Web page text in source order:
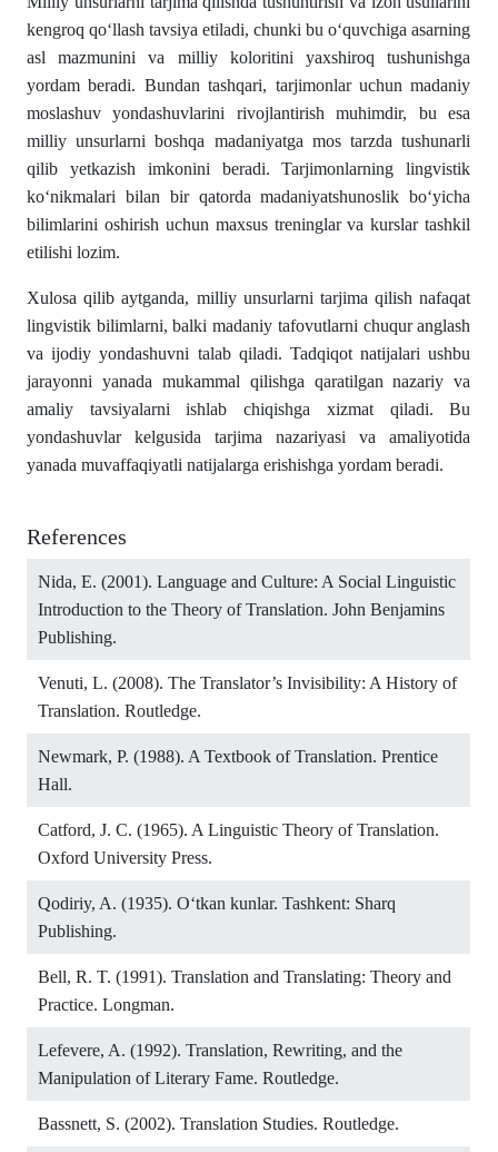
kengroq qoʻllash tavsiya etiladi, chunki bu oʻquvchiga asarning
asl mazmunini va milliy koloritini yaxshiroq tushunishga
yordam beradi. Bundan tashqari, tarjimonlar uchun madaniy
moslashuv yondashuvlarini rivojlantirish muhimdir, bu esa
milliy unsurlarni boshqa madaniyatga mos tarzda tushunarli
qilib yetkazish imkonini beradi. Tarjimonlarning lingvistik
koʻnikmalari bilan bir qatorda madaniyatshunoslik boʻyicha
bilimlarini oshirish uchun maxsus treninglar va kurslar tashkil
etilishi lozim.
Xulosa qilib aytganda, milliy unsurlarni tarjima qilish nafaqat
lingvistik bilimlarni, balki madaniy tafovutlarni chuqur anglash
va ijodiy yondashuvni talab qiladi. Tadqiqot natijalari ushbu
jarayonni yanada mukammal qilishga qaratilgan nazariy va
amaliy tavsiyalarni ishlab chiqishga xizmat qiladi. Bu
yondashuvlar kelgusida tarjima nazariyasi va amaliyotida
yanada muvaffaqiyatli natijalarga erishishga yordam beradi.
References
Nida, E. (2001). Language and Culture: A Social Linguistic
Introduction to the Theory of Translation. John Benjamins
Publishing.
Venuti, L. (2008). The Translator’s Invisibility: A History of
Translation. Routledge.
Newmark, P. (1988). A Textbook of Translation. Prentice
Hall.
Catford, J. C. (1965). A Linguistic Theory of Translation.
Oxford University Press.
Qodiriy, A. (1935). Oʻtkan kunlar. Tashkent: Sharq
Publishing.
Bell, R. T. (1991). Translation and Translating: Theory and
Practice. Longman.
Lefevere, A. (1992). Translation, Rewriting, and the
Manipulation of Literary Fame. Routledge.
Bassnett, S. (2002). Translation Studies. Routledge.